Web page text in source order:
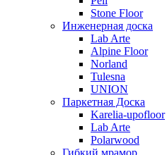
Stone Floor
Инженерная доска
Lab Arte
Alpine Floor
Norland
Tulesna
UNION
Паркетная Доска
Karelia-upofloor
Lab Arte
Polarwood
Гибкий мрамор